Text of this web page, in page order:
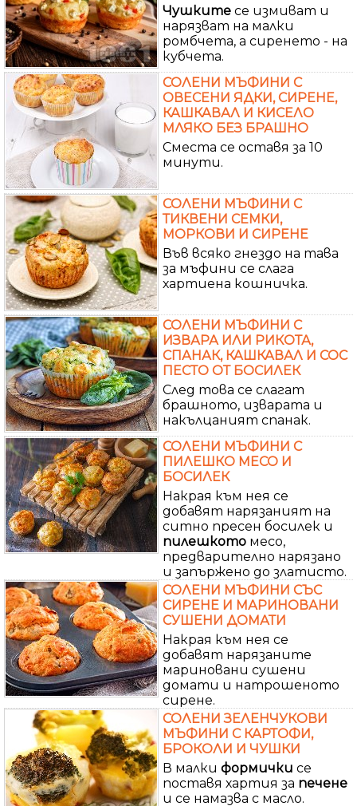
Чушките се измиват и
нарязват на малки
ромбчета, а сиренето - на
кубчета.
СОЛЕНИ МЪФИНИ С
ОВЕСЕНИ ЯДКИ, СИРЕНЕ,
КАШКАВАЛ И КИСЕЛО
МЛЯКО БЕЗ БРАШНО
Сместа се оставя за 10
минути.
СОЛЕНИ МЪФИНИ С
ТИКВЕНИ СЕМКИ,
МОРКОВИ И СИРЕНЕ
Във всяко гнездо на тава
за мъфини се слага
хартиена кошничка.
СОЛЕНИ МЪФИНИ С
ИЗВАРА ИЛИ РИКОТА,
СПАНАК, КАШКАВАЛ И СОС
ПЕСТО ОТ БОСИЛЕК
След това се слагат
брашното, изварата и
накълцаният спанак.
СОЛЕНИ МЪФИНИ С
ПИЛЕШКО МЕСО И
БОСИЛЕК
Накрая към нея се
добавят нарязаният на
ситно пресен босилек и
пилешкото месо,
предварително нарязано
и запържено до златисто.
СОЛЕНИ МЪФИНИ СЪС
СИРЕНЕ И МАРИНОВАНИ
СУШЕНИ ДОМАТИ
Накрая към нея се
добавят нарязаните
мариновани сушени
домати и натрошеното
сирене.
СОЛЕНИ ЗЕЛЕНЧУКОВИ
МЪФИНИ С КАРТОФИ,
БРОКОЛИ И ЧУШКИ
В малки формички се
поставя хартия за печене
и се намазва с масло.